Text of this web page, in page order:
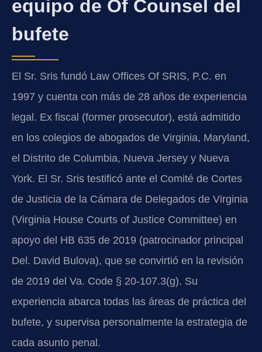
equipo de Of Counsel del
bufete
El Sr. Sris fundó Law Offices Of SRIS, P.C. en
1997 y cuenta con más de 28 años de experiencia
legal. Ex fiscal (former prosecutor), está admitido
en los colegios de abogados de Virginia, Maryland,
el Distrito de Columbia, Nueva Jersey y Nueva
York. El Sr. Sris testificó ante el Comité de Cortes
de Justicia de la Cámara de Delegados de Virginia
(Virginia House Courts of Justice Committee) en
apoyo del HB 635 de 2019 (patrocinador principal
Del. David Bulova), que se convirtió en la revisión
de 2019 del Va. Code § 20-107.3(g). Su
experiencia abarca todas las áreas de práctica del
bufete, y supervisa personalmente la estrategia de
cada asunto penal.